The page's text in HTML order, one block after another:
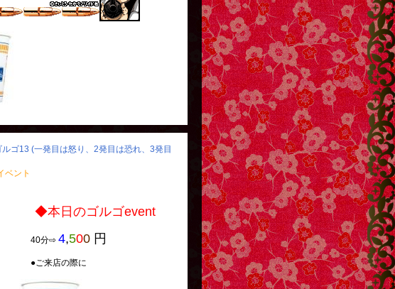
ルゴ13 (一発目は怒り、2発目は恐れ、3発目
ベント
のゴルゴevent
⇨ 4,500 円
店の際に